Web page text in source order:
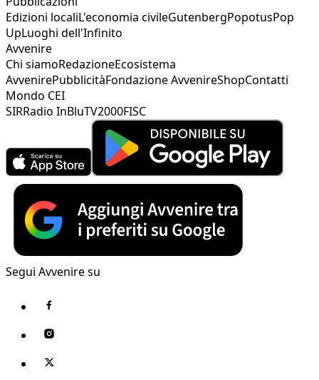
Edizioni localiL'economia civileGutenbergPopotusPop
UpLuoghi dell'Infinito
Avvenire
Chi siamoRedazioneEcosistema
AvvenirePubblicitàFondazione AvvenireShopContatti
Mondo CEI
SIRRadio InBluTV2000FISC
Segui Avvenire su